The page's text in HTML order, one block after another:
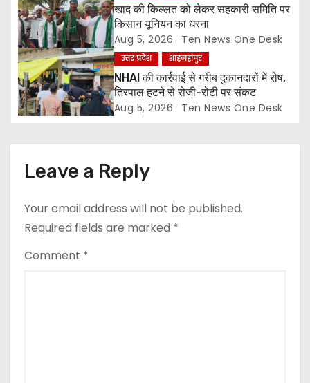
o
n
खाद की किल्लत को लेकर सहकारी समिति पर
किसान यूनियन का धरना
Aug 5, 2026 Ten News One Desk
उत्तर प्रदेश शाहजहांपुर
NHAI की कार्रवाई से गरीब दुकानदारों में रोष,
तिरपाल हटने से रोजी-रोटी पर संकट
Aug 5, 2026 Ten News One Desk
Leave a Reply
Your email address will not be published.
Required fields are marked *
Comment *